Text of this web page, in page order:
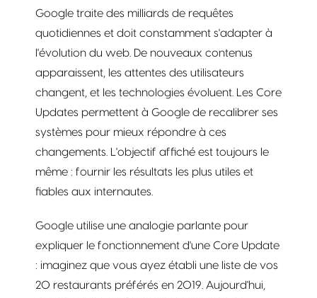
Google traite des milliards de requêtes
quotidiennes et doit constamment s'adapter à
l'évolution du web. De nouveaux contenus
apparaissent, les attentes des utilisateurs
changent, et les technologies évoluent. Les Core
Updates permettent à Google de recalibrer ses
systèmes pour mieux répondre à ces
changements. L'objectif affiché est toujours le
même : fournir les résultats les plus utiles et
fiables aux internautes.
Google utilise une analogie parlante pour
expliquer le fonctionnement d'une Core Update
: imaginez que vous ayez établi une liste de vos
20 restaurants préférés en 2019. Aujourd'hui,